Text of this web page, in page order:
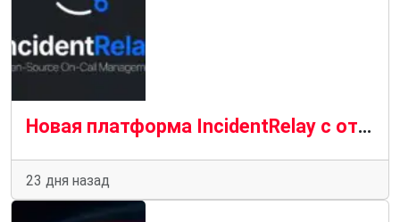
Новая платформа IncidentRelay с открытым исходным кодом для управления дежурствами
23 дня назад